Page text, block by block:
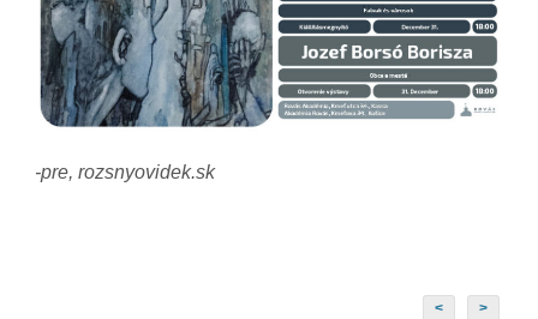
-pre, rozsnyovidek.sk
< >